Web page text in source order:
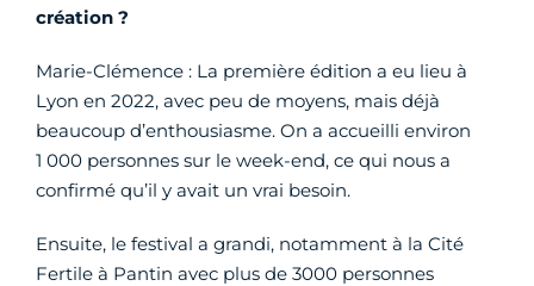
création ?
Marie-Clémence : La première édition a eu lieu à
Lyon en 2022, avec peu de moyens, mais déjà
beaucoup d’enthousiasme. On a accueilli environ
1 000 personnes sur le week-end, ce qui nous a
confirmé qu’il y avait un vrai besoin.
Ensuite, le festival a grandi, notamment à la Cité
Fertile à Pantin avec plus de 3000 personnes